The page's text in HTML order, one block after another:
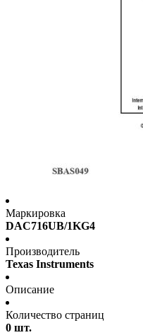
Маркировка
DAC716UB/1KG4
Производитель
Texas Instruments
Описание
Количество страниц
0 шт.